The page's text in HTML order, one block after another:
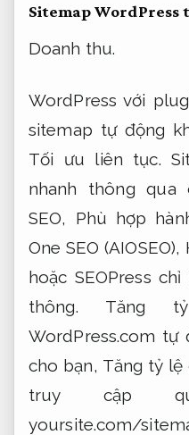
Sitemap WordPress
Doanh thu.
WordPress với
sitemap tự động
Tối ưu liên tục.
nhanh thông qua
SEO, Phù hợp
One SEO (AIOSEO),
hoặc SEOPress
thông.
Tăng
WordPress.com tự
cho bạn, Tăng tỷ lệ
truy cập
yoursite.com/